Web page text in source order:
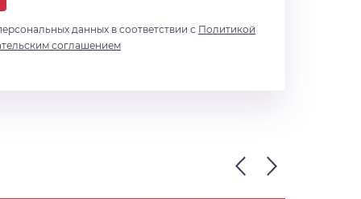
данных в соответствии с Политикой
соглашением